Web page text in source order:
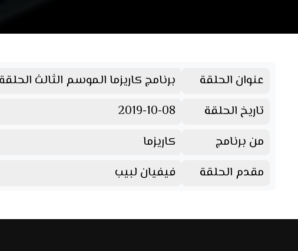
عنوان الحلقة
برنامج كاريزما الموسم الثالث الحلقة
تاريخ الحلقة
2019-10-08
من برنامج
كاريزما
مقدم الحلقة
فيفيان لبيب